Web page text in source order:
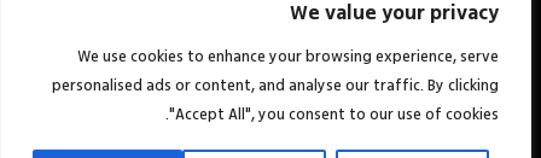
We value your privacy
We use cookies to enhance your browsing experience, serve
personalised ads or content, and analyse our traffic. By clicking
"Accept All", you consent to our use of cookies.
תנאי שימוש ומדיניות פרטיות הצהרת נגישות